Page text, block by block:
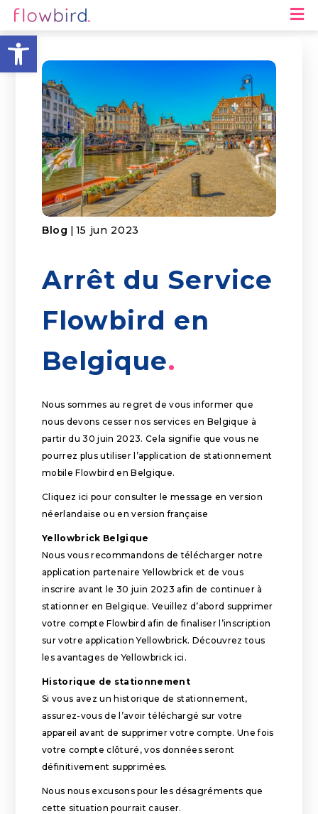
Toolbar openen
Blog | 15 jun 2023
Arrêt du Service
Flowbird en
Belgique
Nous sommes au regret de vous informer que
nous devons cesser nos services en Belgique à
partir du 30 juin 2023. Cela signifie que vous ne
pourrez plus utiliser l’application de stationnement
mobile Flowbird en Belgique.
Cliquez ici pour consulter le message en version
néerlandaise ou en version française
Yellowbrick Belgique
Nous vous recommandons de télécharger notre
application partenaire Yellowbrick et de vous
inscrire avant le 30 juin 2023 afin de continuer à
stationner en Belgique. Veuillez d’abord supprimer
votre compte Flowbird afin de finaliser l’inscription
sur votre application Yellowbrick. Découvrez tous
les avantages de Yellowbrick ici .
Historique de stationnement
Si vous avez un historique de stationnement,
assurez-vous de l’avoir téléchargé sur votre
appareil avant de supprimer votre compte. Une fois
votre compte clôturé, vos données seront
définitivement supprimées.
Nous nous excusons pour les désagréments que
cette situation pourrait causer.